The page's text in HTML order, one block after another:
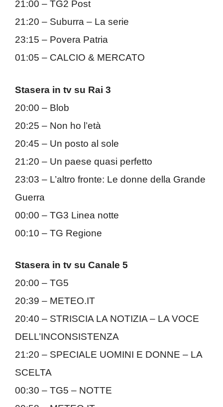
21:00 – TG2 Post
21:20 – Suburra – La serie
23:15 – Povera Patria
01:05 – CALCIO & MERCATO
Stasera in tv su Rai 3
20:00 – Blob
20:25 – Non ho l’età
20:45 – Un posto al sole
21:20 – Un paese quasi perfetto
23:03 – L’altro fronte: Le donne della Grande
Guerra
00:00 – TG3 Linea notte
00:10 – TG Regione
Stasera in tv su Canale 5
20:00 – TG5
20:39 – METEO.IT
20:40 – STRISCIA LA NOTIZIA – LA VOCE
DELL’INCONSISTENZA
21:20 – SPECIALE UOMINI E DONNE – LA
SCELTA
00:30 – TG5 – NOTTE